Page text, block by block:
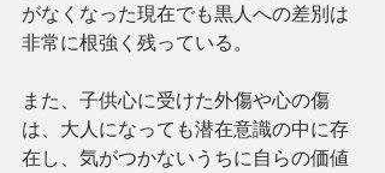
がなくなった現在でも黒人への差別は
非常に根強く残っている。
また、子供心に受けた外傷や心の傷
は、大人になっても潜在意識の中に存
在し、気がつかないうちに自らの価値